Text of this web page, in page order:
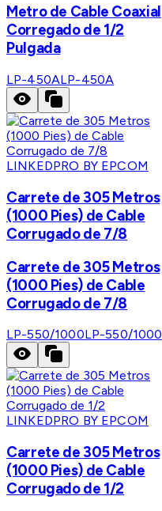
Metro de Cable Coaxial
Corregado de 1/2
Pulgada
LP-450ALP-450A
LINKEDPRO BY EPCOM
Carrete de 305 Metros
(1000 Pies) de Cable
Corrugado de 7/8
Carrete de 305 Metros
(1000 Pies) de Cable
Corrugado de 7/8
LP-550/1000LP-550/1000
LINKEDPRO BY EPCOM
Carrete de 305 Metros
(1000 Pies) de Cable
Corrugado de 1/2